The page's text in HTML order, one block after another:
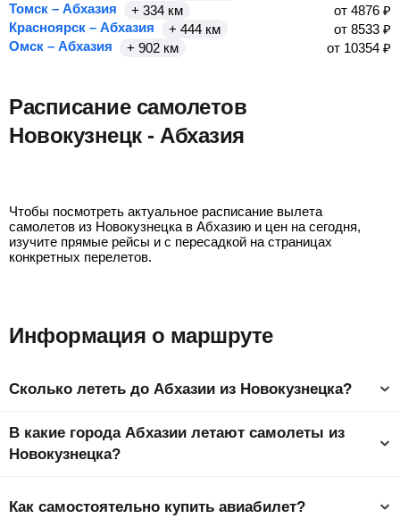
Томск – Абхазия
+ 334 км от 4876 ₽
Красноярск – Абхазия
+ 444 км от 8533 ₽
Омск – Абхазия
+ 902 км от 10354 ₽
Расписание самолетов
Новокузнецк - Абхазия
Чтобы посмотреть актуальное расписание вылета
самолетов из Новокузнецка в Абхазию и цен на сегодня,
изучите прямые рейсы и с пересадкой на страницах
конкретных перелетов.
Информация о маршруте
Сколько лететь до Абхазии из Новокузнецка?
4 ч 35 мин до столицы страны Гудаута.
В какие города Абхазии летают самолеты из
Новокузнецка?
Абхазии. Самый дешевый город, куда можно слетать –
Сухум от5346 ₽ . На странице города у вас будет
Как самостоятельно купить авиабилет?